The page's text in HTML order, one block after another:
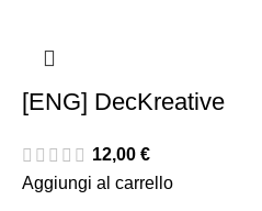
[ENG] DecKreative
12,00 €
Aggiungi al carrello